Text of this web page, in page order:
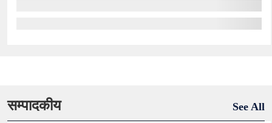
सम्पादकीय See All